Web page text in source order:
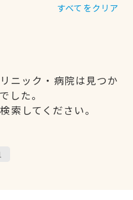
すべてをクリア
ニック・病院は見つか
した。
索してください。